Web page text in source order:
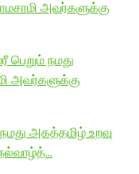
அவர்களுக்கு
பெறும் நமது
அவர்களுக்கு
அகத்தமிழ் உறவு